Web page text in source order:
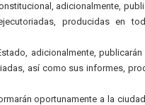
adicionalmente,
producidas en
adicionalmente, publicarán
así como sus informes,
oportunamente a la